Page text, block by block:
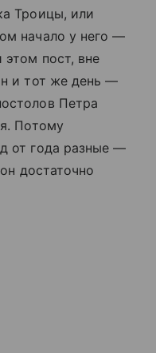
Троицы, или
начало у него —
пост, вне
и тот же день —
Петра
Потому
от года разные —
достаточно